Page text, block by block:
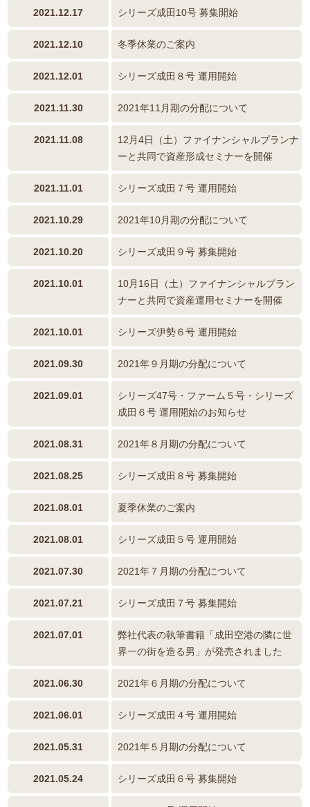
2021.12.17 シリーズ成田10号 募集開始
2021.12.10 冬季休業のご案内
2021.12.01 シリーズ成田８号 運用開始
2021.11.30 2021年11月期の分配について
2021.11.08
12月4日（土）ファイナンシャルプランナ
ーと共同で資産形成セミナーを開催
2021.11.01 シリーズ成田７号 運用開始
2021.10.29 2021年10月期の分配について
2021.10.20 シリーズ成田９号 募集開始
2021.10.01
10月16日（土）ファイナンシャルプラン
ナーと共同で資産運用セミナーを開催
2021.10.01 シリーズ伊勢６号 運用開始
2021.09.30 2021年９月期の分配について
2021.09.01
シリーズ47号・ファーム５号・シリーズ
成田６号 運用開始のお知らせ
2021.08.31 2021年８月期の分配について
2021.08.25 シリーズ成田８号 募集開始
2021.08.01 夏季休業のご案内
2021.08.01 シリーズ成田５号 運用開始
2021.07.30 2021年７月期の分配について
2021.07.21 シリーズ成田７号 募集開始
2021.07.01
弊社代表の執筆書籍「成田空港の隣に世
界一の街を造る男」が発売されました
2021.06.30 2021年６月期の分配について
2021.06.01 シリーズ成田４号 運用開始
2021.05.31 2021年５月期の分配について
2021.05.24 シリーズ成田６号 募集開始